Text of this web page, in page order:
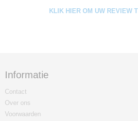
KLIK HIER OM UW REVIEW
Informatie
Contact
Over ons
Voorwaarden